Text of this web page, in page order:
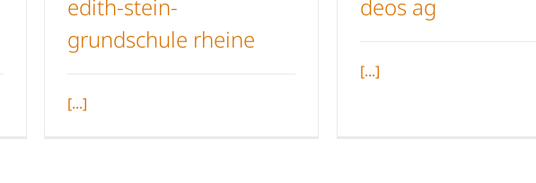
edith-stein-
grundschule rheine
[...]
deos ag
[...]